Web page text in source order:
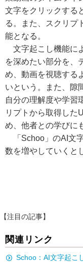
文字をクリックする
る。また、スクリプ
能となる。
文字起こし機能に
を深めたい部分を、
め、動画を視聴する
いという。また、隙
自分の理解度や学習
リプトから取得した
め、他者との学びに
「Schoo」のAI文
数を増やしていくと
【注目の記事】
関連リンク
Schoo：AI文字起こ